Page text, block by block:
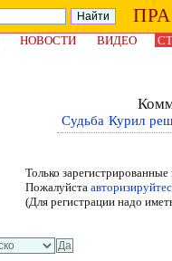
НОВОСТИ ВИДЕО
Судьба Курил
Только
Пожалуйста
(Для регистрации надо